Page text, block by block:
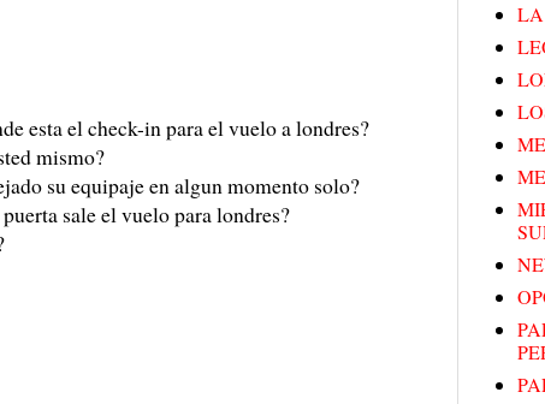
esta el check-in para el vuelo a londres?
mismo?
su equipaje en algun momento solo?
sale el vuelo para londres?
LA